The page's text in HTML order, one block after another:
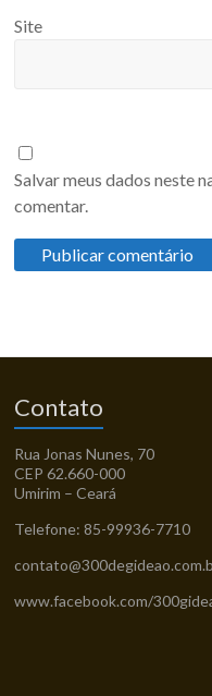
Site
Salvar meus dados neste
comentar.
Contato
Rua Jonas Nunes, 70
CEP 62.660-000
Umirim – Ceará
Telefone: 85-99936-7710
www.facebook.com/